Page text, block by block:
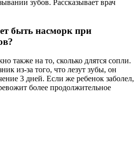
зубов. Рассказывает врач
быть насморк при
также на то, сколько длятся сопли.
из-за того, что лезут зубы, он
3 дней. Если же ребенок заболел,
более продолжительное